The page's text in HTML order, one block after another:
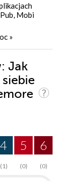
Mobi
»
Jak
6
(0)
5
(0)
4
(1)